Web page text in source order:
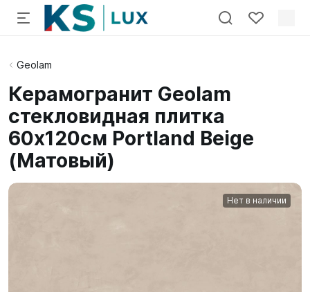
Geolam
Керамогранит Geolam
стекловидная плитка
60х120см Portland Beige
(Матовый)
Нет в наличии